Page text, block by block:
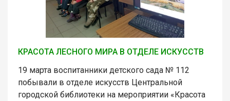
КРАСОТА ЛЕСНОГО МИРА В ОТДЕЛЕ ИСКУССТВ
19 марта воспитанники детского сада № 112
побывали в отделе искусств Центральной
городской библиотеки на мероприятии «Красота